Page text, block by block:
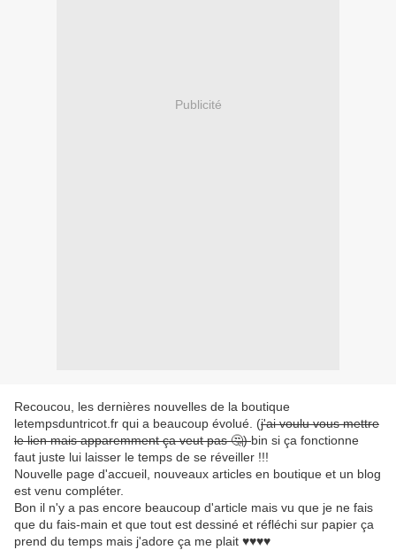
Publicité
Recoucou, les dernières nouvelles de la boutique
letempsduntricot.fr qui a beaucoup évolué. (j'ai voulu vous mettre
le lien mais apparemment ça veut pas 🤔)bin si ça fonctionne
faut juste lui laisser le temps de se réveiller !!!
Nouvelle page d'accueil, nouveaux articles en boutique et un blog
est venu compléter.
Bon il n'y a pas encore beaucoup d'article mais vu que je ne fais
que du fais-main et que tout est dessiné et réfléchi sur papier ça
prend du temps mais j'adore ça me plait ♥♥♥♥